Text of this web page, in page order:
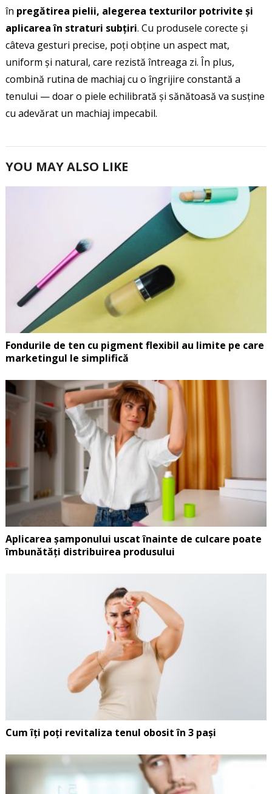
în pregătirea pielii, alegerea texturilor potrivite și
aplicarea în straturi subțiri. Cu produsele corecte și
câteva gesturi precise, poți obține un aspect mat,
uniform și natural, care rezistă întreaga zi. În plus,
combină rutina de machiaj cu o îngrijire constantă a
tenului — doar o piele echilibrată și sănătoasă va susține
cu adevărat un machiaj impecabil.
YOU MAY ALSO LIKE
Fondurile de ten cu pigment flexibil au limite pe care
marketingul le simplifică
Aplicarea șamponului uscat înainte de culcare poate
îmbunătăți distribuirea produsului
Cum îți poți revitaliza tenul obosit în 3 pași